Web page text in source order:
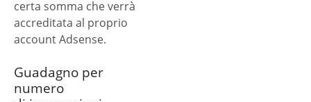
certa somma che verrà
accreditata al proprio
account Adsense.
Guadagno per
numero